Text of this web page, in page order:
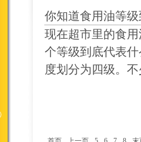
你知道食用油等
现在超市里的食
个等级到底代表
度划分为四级。